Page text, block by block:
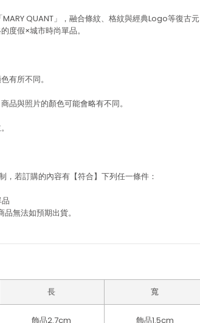
QUANT」，融合條紋、格紋與經典Logo等復古元
度假×城市時尚單品。
有所不同。
品與照片的顏色可能會略有不同。
，若訂購的內容有【符合】下列任一條件：
無法如預期出貨。
長 寬
飾品2.7cm 飾品1.5cm